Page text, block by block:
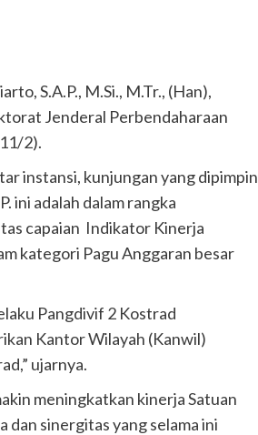
S.A.P., M.Si., M.Tr., (Han),
Jenderal Perbendaharaan
2).
instansi, kunjungan yang dipimpin
ini adalah dalam rangka
capaian Indikator Kinerja
kategori Pagu Anggaran besar
Pangdivif 2 Kostrad
Kantor Wilayah (Kanwil)
ujarnya.
meningkatkan kinerja Satuan
sinergitas yang selama ini